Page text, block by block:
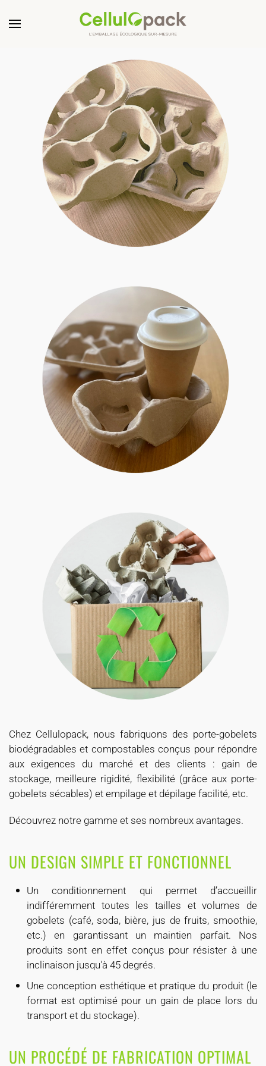
Chez Cellulopack, nous fabriquons des porte-gobelets
biodégradables et compostables conçus pour répondre
aux exigences du marché et des clients : gain de
stockage, meilleure rigidité, flexibilité (grâce aux porte-
gobelets sécables) et empilage et dépilage facilité, etc.
Découvrez notre gamme et ses nombreux avantages.
UN DESIGN SIMPLE ET FONCTIONNEL
Un conditionnement qui permet d’accueillir
indifféremment toutes les tailles et volumes de
gobelets (café, soda, bière, jus de fruits, smoothie,
etc.) en garantissant un maintien parfait. Nos
produits sont en effet conçus pour résister à une
inclinaison jusqu'à 45 degrés.
Une conception esthétique et pratique du produit (le
format est optimisé pour un gain de place lors du
transport et du stockage).
UN PROCÉDÉ DE FABRICATION OPTIMAL